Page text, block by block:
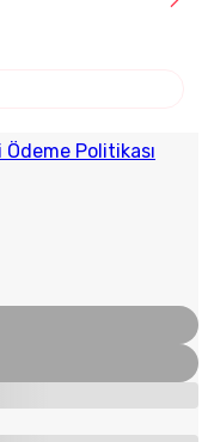
Ödeme Politikası